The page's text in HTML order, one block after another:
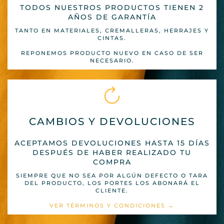
TODOS NUESTROS PRODUCTOS TIENEN 2
AÑOS DE GARANTÍA
TANTO EN MATERIALES, CREMALLERAS, HERRAJES Y
CINTAS.
REPONEMOS PRODUCTO NUEVO EN CASO DE SER
NECESARIO.
CAMBIOS Y DEVOLUCIONES
ACEPTAMOS DEVOLUCIONES HASTA 15 DÍAS
DESPUÉS DE HABER REALIZADO TU
COMPRA
SIEMPRE QUE NO SEA POR ALGÚN DEFECTO O TARA
DEL PRODUCTO, LOS PORTES LOS ABONARÁ EL
CLIENTE.
VER TÉRMINOS Y CONDICIONES →